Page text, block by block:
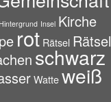
Hintergrund Insel Kirche
rot Rätsel Rätsel
schwarz
Watte weiß